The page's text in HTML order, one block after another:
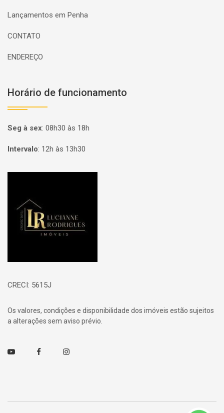
Lançamentos em Penha
CONTATO
ENDEREÇO
Horário de funcionamento
Seg à sex: 08h30 às 18h
Intervalo: 12h às 13h30
CRECI: 5615J
Os valores, condições e disponibilidade dos imóveis estão sujeitos
a alterações sem aviso prévio.
Youtube FacebookInstagram